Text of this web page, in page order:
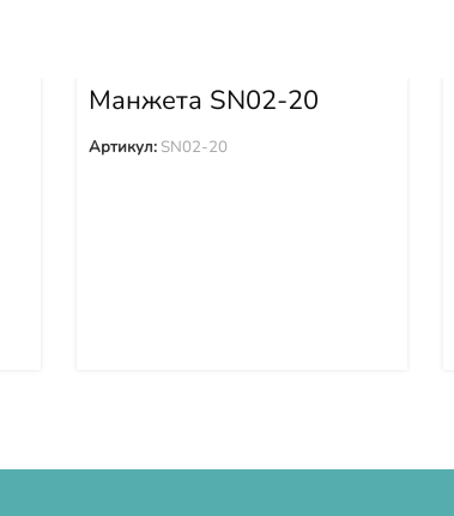
Манжета SN02-20
Артикул: SN02-20